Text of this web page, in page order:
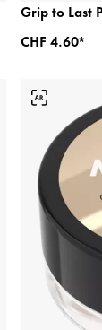
Grip to Last
CHF 4.60*